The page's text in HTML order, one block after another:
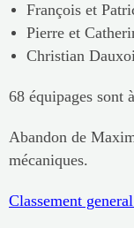
François et
Pierre et
Christian
68 équipages sont
Abandon de
mécaniques.
Classement